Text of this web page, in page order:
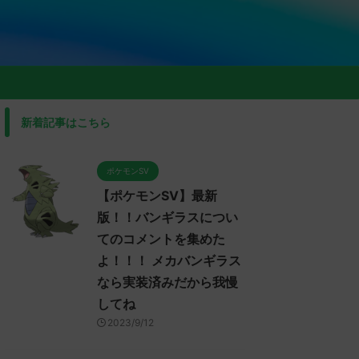
新着記事はこちら
ポケモンSV
【ポケモンSV】最新
版！！バンギラスについ
てのコメントを集めた
よ！！！ メカバンギラス
なら実装済みだから我慢
してね
2023/9/12